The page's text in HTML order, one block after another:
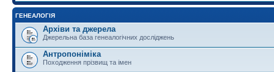
ГЕНЕАЛОГІЯ
Архіви та джерела
Джерельна база генеалогічних досліджень
Антропоніміка
Походження прізвищ та імен